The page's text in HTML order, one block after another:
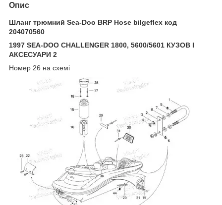
Опис
Шланг трюмний Sea-Doo BRP Hose bilgeflex код
204070560
1997 SEA-DOO CHALLENGER 1800, 5600/5601 КУЗОВ І
АКСЕСУАРИ 2
Номер 26 на схемі